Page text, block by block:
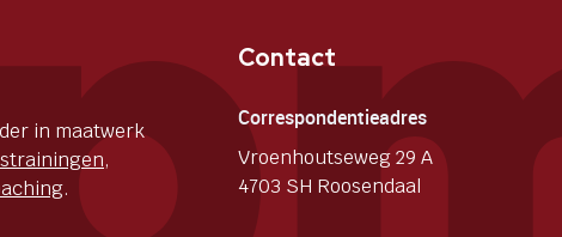
in maatwerk
,
.
Contact
Correspondentieadres
Vroenhoutseweg 29 A
4703 SH Roosendaal